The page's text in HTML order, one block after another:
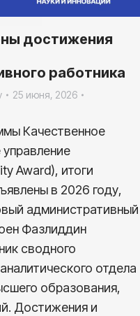
достижения
работника
25 июня, 2026
Качественное
управление
Award), итоги
в 2026 году,
административный
Фазлиддин
сводного
отдела
образования,
Достижения и